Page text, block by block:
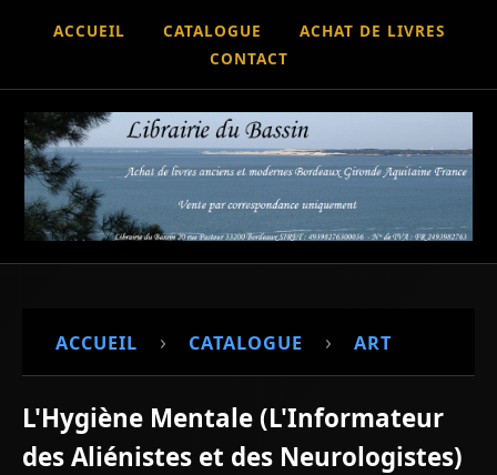
ACCUEIL CATALOGUE
ACHAT DE LIVRES
CONTACT
ACCUEIL › CATALOGUE › ART
L'Hygiène Mentale (L'Informateur
des Aliénistes et des Neurologistes)